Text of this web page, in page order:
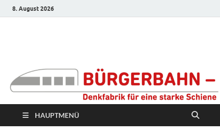
8. August 2026
Denkfabrik für eine
starke Schiene
HAUPTMENÜ